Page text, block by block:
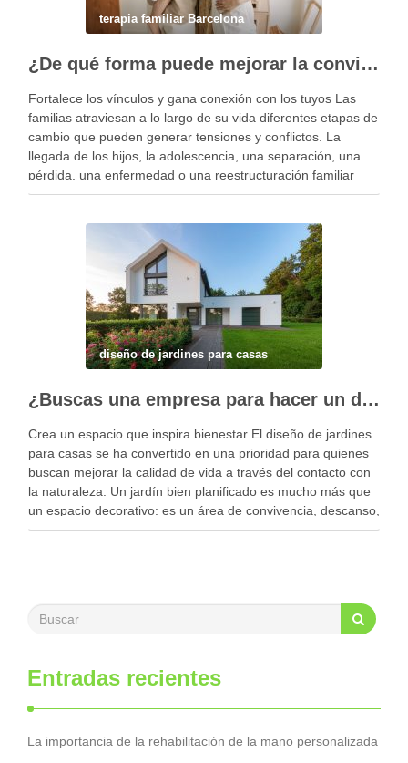
terapia familiar Barcelona
¿De qué forma puede mejorar la convivencia la terapia familiar?
Fortalece los vínculos y gana conexión con los tuyos Las
familias atraviesan a lo largo de su vida diferentes etapas de
cambio que pueden generar tensiones y conflictos. La
llegada de los hijos, la adolescencia, una separación, una
pérdida, una enfermedad o una reestructuración familiar
pueden alterar el equilibrio del …
diseño de jardines para casas
¿Buscas una empresa para hacer un diseño profesional de jardines en tu casa?
Crea un espacio que inspira bienestar El diseño de jardines
para casas se ha convertido en una prioridad para quienes
buscan mejorar la calidad de vida a través del contacto con
la naturaleza. Un jardín bien planificado es mucho más que
un espacio decorativo: es un área de convivencia, descanso,
…
Entradas recientes
La importancia de la rehabilitación de la mano personalizada